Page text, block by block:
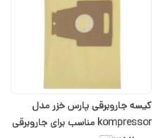
کیسه جاروبرقی پارس خزر مدل
kompressor مناسب برای جاروبرقی